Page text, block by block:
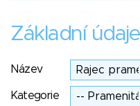
Základní údaje
Název
Kategorie